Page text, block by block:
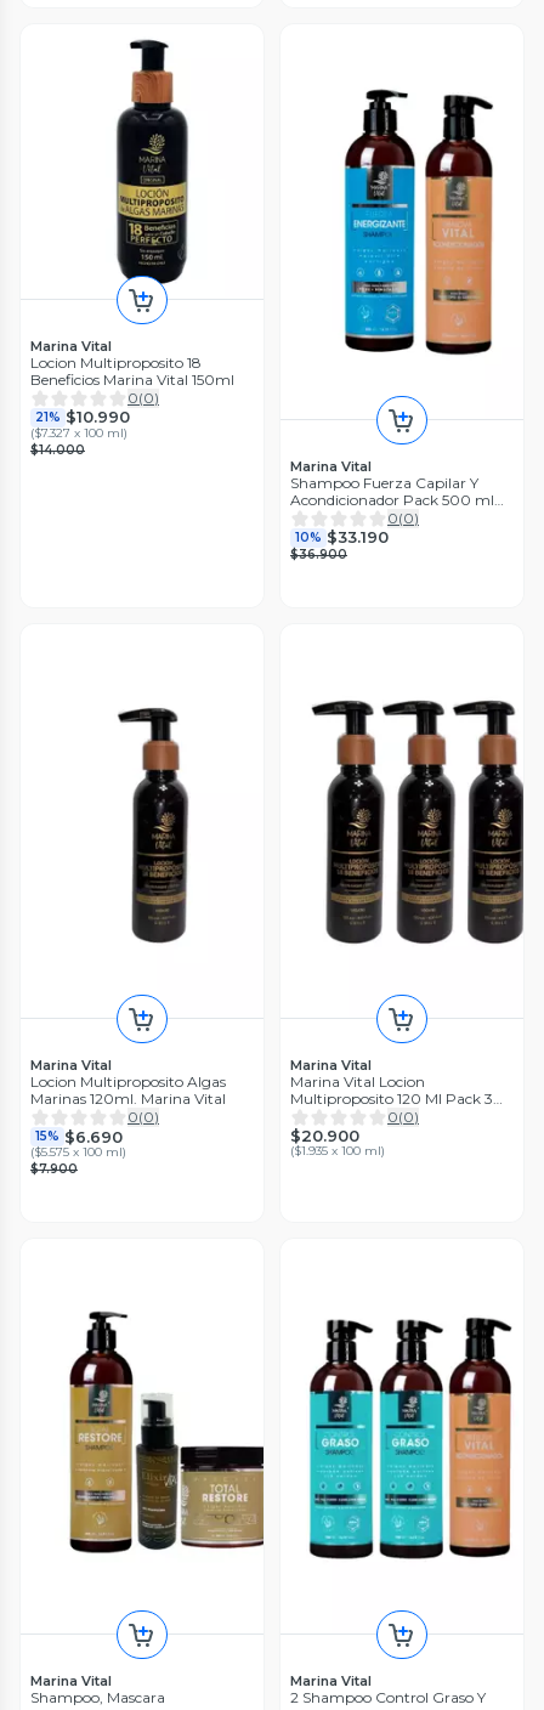
Marina Vital
Locion Multiproposito 18
Beneficios Marina Vital 150ml
0(0)
21% $10.990
($7.327 x 100 ml)
$14.000
Marina Vital
Shampoo Fuerza Capilar Y
Acondicionador Pack 500 ml
cu Marina Vital
0(0)
10% $33.190
$36.900
Marina Vital
Locion Multiproposito Algas
Marinas 120ml. Marina Vital
0(0)
15% $6.690
($5.575 x 100 ml)
$7.900
Marina Vital
Marina Vital Locion
Multiproposito 120 Ml Pack 3
Unidades
0(0)
$20.900
($1.935 x 100 ml)
Marina Vital
Shampoo, Mascara
Marina Vital
2 Shampoo Control Graso Y